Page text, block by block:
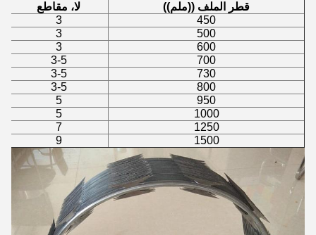
قطر الملف ((ملم))
لا، مقاطع
450
3
500
3
600
3
700
3-5
730
3-5
800
3-5
950
5
1000
5
1250
7
1500
9